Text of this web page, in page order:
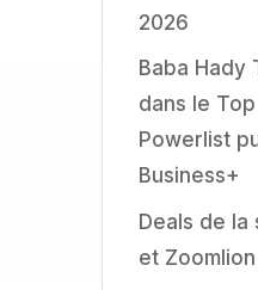
2026
Baba Hady
dans le
Powerlist
Business+
Deals de la
et Zoomlion